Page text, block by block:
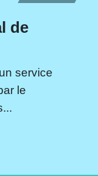
de
service
le